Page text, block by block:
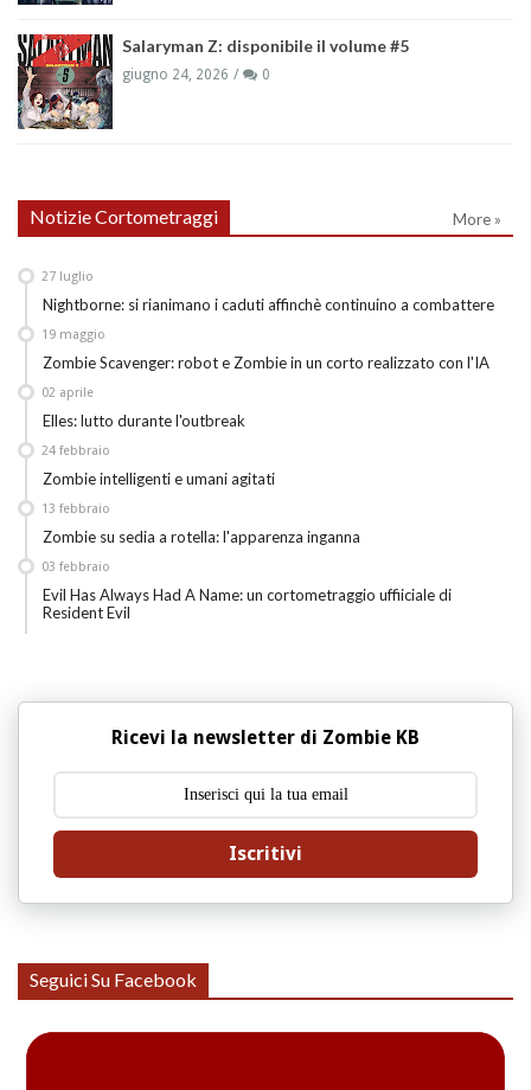
Salaryman Z: disponibile il volume #5
giugno 24, 2026 0
Notizie Cortometraggi More »
Nightborne: si rianimano i caduti affinchè continuino a combattere
27 luglio
Zombie Scavenger: robot e Zombie in un corto realizzato con l'IA
19 maggio
Elles: lutto durante l'outbreak
02 aprile
Zombie intelligenti e umani agitati
24 febbraio
Zombie su sedia a rotella: l'apparenza inganna
13 febbraio
Evil Has Always Had A Name: un cortometraggio uffiiciale di
Resident Evil
03 febbraio
Ricevi la newsletter di Zombie KB
Iscritivi
Seguici Su Facebook